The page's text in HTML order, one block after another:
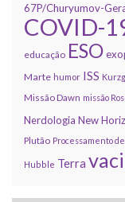
67P/Churyumov-
COVID-
educação ESO
Marte humor ISS
Missão Dawn missão
Nerdologia New
Plutão Processamento
Hubble Terra